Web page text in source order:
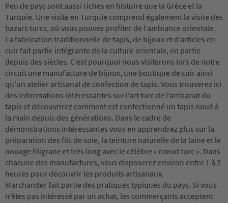
Peu de pays sont aussi riches en histoire que la Grèce et la
Turquie. Une visite en Turquie comprend également la visite des
bazars turcs, où vous pouvez profiter de l‘ambiance orientale.
La fabrication traditionnelle de tapis, de bijoux et d’articles en
cuir fait partie intégrante de la culture orientale, en partie
depuis des siècles. C’est pourquoi nous visiterons lors de notre
circuit une manufacture de bijoux, une boutique de cuir ainsi
qu’un atelier artisanal de confection de tapis. Vous trouverez ici
des informations intéressantes sur l‘art turc de l‘artisanat du
tapis et découvrirez comment est confectionné un tapis noué à
la main depuis des générations. Dans le cadre de
démonstrations intéressantes vous en apprendrez plus sur la
préparation des fils de soie, la teinture naturelle de la laine et le
nouage filigrane et très long avec le célèbre « nœud turc ». Dans
chacune des manufactures, vous disposerez environ entre 1 à 2
heures pour découvrir les produits artisanaux.
Marchander fait partie des pratiques typiques du pays. Si vous
n‘êtes pas intéressé par un achat, les commerçants acceptent